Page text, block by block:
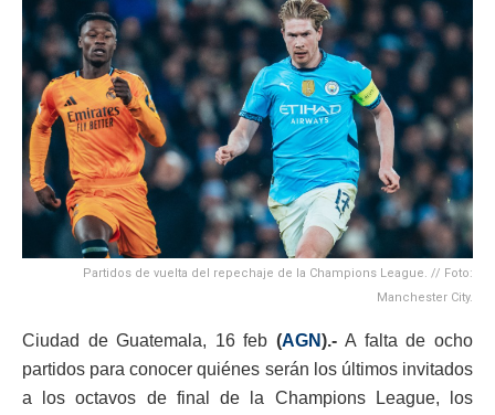
Partidos de vuelta del repechaje de la Champions League. // Foto:
Manchester City.
Ciudad de Guatemala, 16 feb (AGN).-A falta de ocho
partidos para conocer quiénes serán los últimos invitados
a los octavos de final de la Champions League, los